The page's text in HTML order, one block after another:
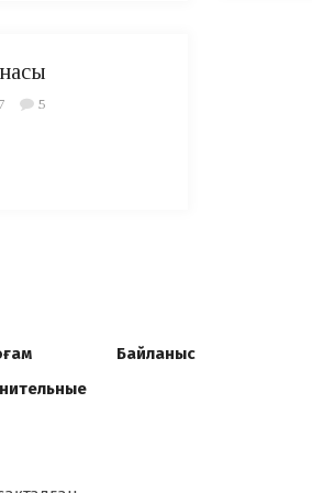
5
Байланыс